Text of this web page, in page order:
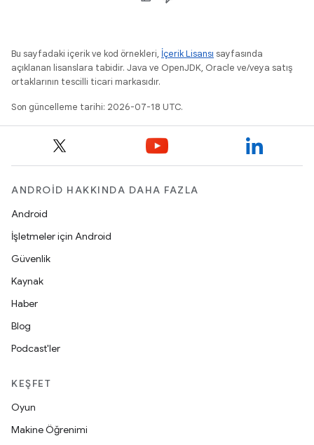
Bu sayfadaki içerik ve kod örnekleri, İçerik Lisansı sayfasında
açıklanan lisanslara tabidir. Java ve OpenJDK, Oracle ve/veya satış
ortaklarının tescilli ticari markasıdır.
Son güncelleme tarihi: 2026-07-18 UTC.
ANDROID HAKKINDA DAHA FAZLA
Android
İşletmeler için Android
Güvenlik
Kaynak
Haber
Blog
Podcast'ler
KEŞFET
Oyun
Makine Öğrenimi